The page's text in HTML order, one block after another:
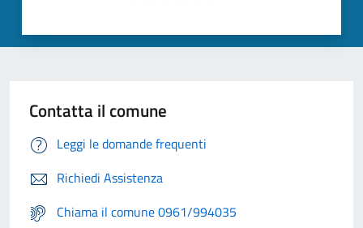
Contatta il comune
Leggi le domande frequenti
Richiedi Assistenza
Chiama il comune 0961/994035